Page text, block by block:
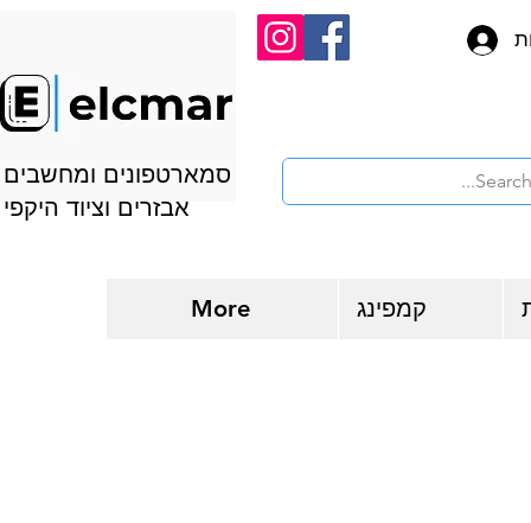
סמארטפונים ומחשבים
אבזרים וציוד היקפי
קמפינג More